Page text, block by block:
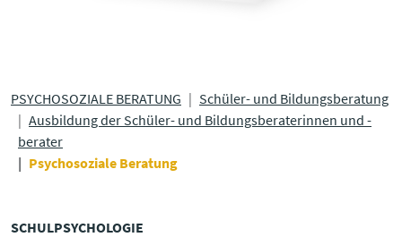
PSYCHOSOZIALE BERATUNG
Schüler- und Bildungsberatung
Ausbildung der Schüler- und Bildungsberaterinnen und -
berater
Psychosoziale Beratung
SCHULPSYCHOLOGIE